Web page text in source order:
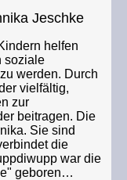
Jeschke
helfen
soziale
werden. Durch
vielfältig,
zur
beitragen. Die
Sie sind
die
war die
geboren…